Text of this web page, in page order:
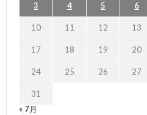
3 4 5 6
10 11 12 13
17 18 19 20
24 25 26 27
31
« 7月